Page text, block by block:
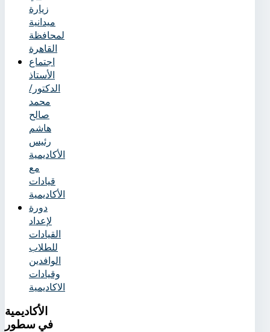
زيارة
ميدانية
لمحافظة
القاهرة
اجتماع
الأستاذ
الدكتور/
محمد
صالح
هاشم
رئيس
الأكاديمية
مع
قيادات
الأكاديمية
دورة
لإعداد
القيادات
للطلاب
الوافدين
وقيادات
الاكاديمية
الأكاديمية
في سطور